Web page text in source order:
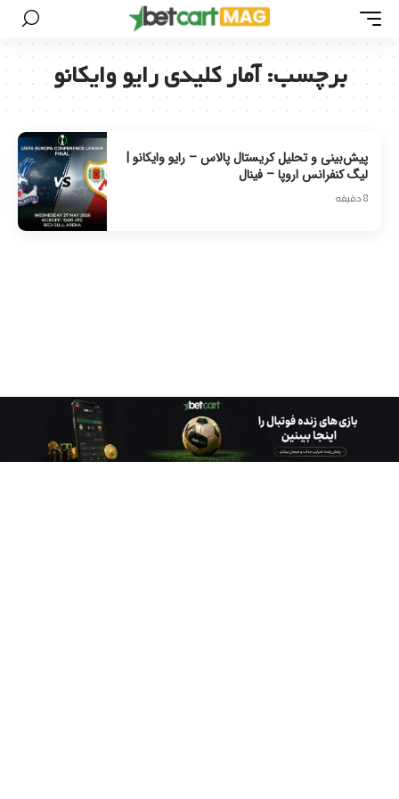
برچسب:آمار کلیدی رایو وایکانو
پیش‌بینی و تحلیل کریستال پالاس – رایو وایکانو |
لیگ کنفرانس اروپا – فینال
8 دقیقه